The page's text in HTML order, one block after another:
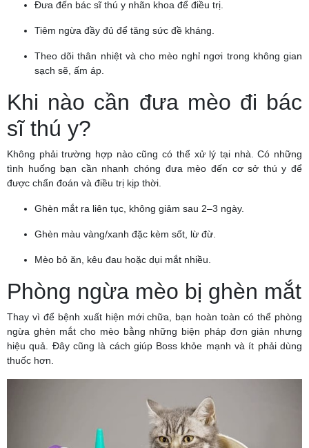
Đưa đến bác sĩ thú y nhãn khoa để điều trị.
Tiêm ngừa đầy đủ để tăng sức đề kháng.
Theo dõi thân nhiệt và cho mèo nghỉ ngơi trong không gian
sạch sẽ, ấm áp.
Khi nào cần đưa mèo đi bác
sĩ thú y?
Không phải trường hợp nào cũng có thể xử lý tại nhà. Có những
tình huống bạn cần nhanh chóng đưa mèo đến cơ sở thú y để
được chẩn đoán và điều trị kịp thời.
Ghèn mắt ra liên tục, không giảm sau 2–3 ngày.
Ghèn màu vàng/xanh đặc kèm sốt, lừ đừ.
Mèo bỏ ăn, kêu đau hoặc dụi mắt nhiều.
Phòng ngừa mèo bị ghèn mắt
Thay vì để bệnh xuất hiện mới chữa, bạn hoàn toàn có thể phòng
ngừa ghèn mắt cho mèo bằng những biện pháp đơn giản nhưng
hiệu quả. Đây cũng là cách giúp Boss khỏe mạnh và ít phải dùng
thuốc hơn.